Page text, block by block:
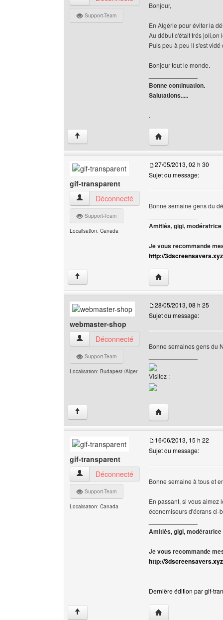
Support-Team
Bonjour,
En Algérie pour éviter la
Au début c'était trés joli,on
Puis peu à peu il s'est
Bonjour tout le monde.
Bonne continuation.
Salutations.....
.
↑ Visiter le site web
gif-transparent
gif-transparent Voir le profil de l'utilisateur
Déconnecté
Support-Team
Localisation: Canada
27/05/2013, 02 h 30
Sujet du message:
Bonne semaine gens du
Amitiés, gigi, modératrice
Je vous recommande
http://3dscreensavers.xyz
↑ Visiter le site web
webmaster-shop
webmaster-shop Voir le profil de l'utilisateur
Déconnecté
Support-Team
Localisation: Budapest /Alger
28/05/2013, 08 h 25
Sujet du message:
Bonne semaines gens du
Visitez :
↑ Visiter le site web
gif-transparent
gif-transparent Voir le profil de l'utilisateur
Déconnecté
Support-Team
Localisation: Canada
16/06/2013, 15 h 22
Sujet du message:
Bonne semaine à tous et
En passant, si vous aimez
économiseurs d'écrans ci-
Amitiés, gigi, modératrice
Je vous recommande
http://3dscreensavers.xyz
Dernière édition par gif-
↑ Visiter le site web